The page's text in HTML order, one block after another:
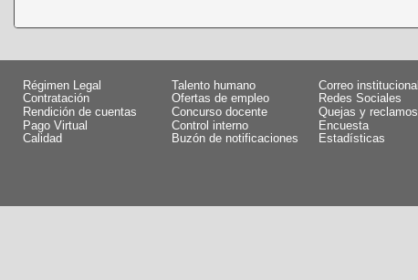
Régimen Legal
Talento humano
Contratación
Ofertas de empleo
Rendición de cuentas
Concurso docente
Pago Virtual
Control interno
Calidad
Buzón de notificaciones
Correo institucional
Redes Sociales
Quejas y reclamos
Encuesta
Estadísticas